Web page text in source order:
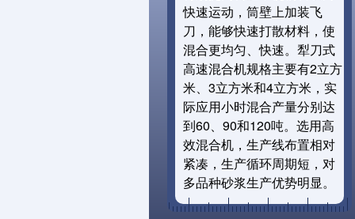
快速运动，筒壁上加装飞
刀，能够快速打散材料，使
混合更均匀、快速。犁刀式
高速混合机规格主要有2立方
米、3立方米和4立方米，实
际应用小时混合产量分别达
到60、90和120吨。选用高
效混合机，生产线布置相对
紧凑，生产循环周期短，对
多品种砂浆生产优势明显。